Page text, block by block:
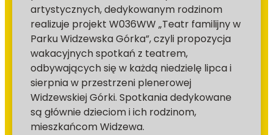
artystycznych, dedykowanym rodzinom
realizuje projekt W036WW „Teatr familijny w
Parku Widzewska Górka”, czyli propozycja
wakacyjnych spotkań z teatrem,
odbywających się w każdą niedzielę lipca i
sierpnia w przestrzeni plenerowej
Widzewskiej Górki. Spotkania dedykowane
są głównie dzieciom i ich rodzinom,
mieszkańcom Widzewa.